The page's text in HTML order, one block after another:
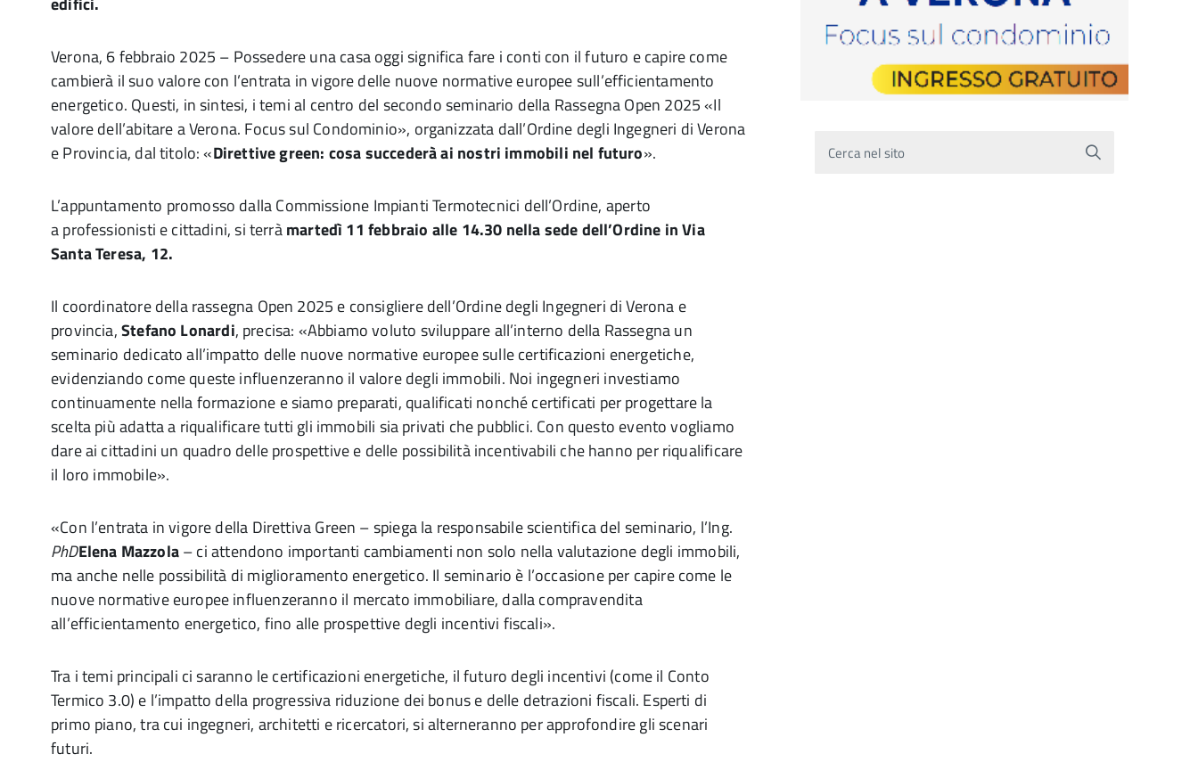
Verona, 6 febbraio 2025 – Possedere una casa oggi significa fare i conti con il futuro e capire come
cambierà il suo valore con l’entrata in vigore delle nuove normative europee sull’efficientamento
energetico. Questi, in sintesi, i temi al centro del secondo seminario della Rassegna Open 2025 «Il
valore dell’abitare a Verona. Focus sul Condominio», organizzata dall’Ordine degli Ingegneri di Verona
e Provincia, dal titolo: «Direttive green: cosa succederà ai nostri immobili nel futuro».
L’appuntamento promosso dalla Commissione Impianti Termotecnici dell’Ordine, aperto
a professionisti e cittadini, si terràmartedì 11 febbraio alle 14.30 nella sede dell’Ordine in Via
Santa Teresa, 12.
Il coordinatore della rassegna Open 2025 e consigliere dell’Ordine degli Ingegneri di Verona e
provincia,Stefano Lonardi, precisa: «Abbiamo voluto sviluppare all’interno della Rassegna un
seminario dedicato all’impatto delle nuove normative europee sulle certificazioni energetiche,
evidenziando come queste influenzeranno il valore degli immobili. Noi ingegneri investiamo
continuamente nella formazione e siamo preparati, qualificati nonché certificati per progettare la
scelta più adatta a riqualificare tutti gli immobili sia privati che pubblici. Con questo evento vogliamo
dare ai cittadini un quadro delle prospettive e delle possibilità incentivabili che hanno per riqualificare
il loro immobile».
«Con l’entrata in vigore della Direttiva Green – spiega la responsabile scientifica del seminario, l’Ing.
PhDElena Mazzola– ci attendono importanti cambiamenti non solo nella valutazione degli immobili,
ma anche nelle possibilità di miglioramento energetico. Il seminario è l’occasione per capire come le
nuove normative europee influenzeranno il mercato immobiliare, dalla compravendita
all’efficientamento energetico, fino alle prospettive degli incentivi fiscali».
Tra i temi principali ci saranno le certificazioni energetiche, il futuro degli incentivi (come il Conto
Termico 3.0) e l’impatto della progressiva riduzione dei bonus e delle detrazioni fiscali. Esperti di
primo piano, tra cui ingegneri, architetti e ricercatori, si alterneranno per approfondire gli scenari
futuri.
Cerca nel sito